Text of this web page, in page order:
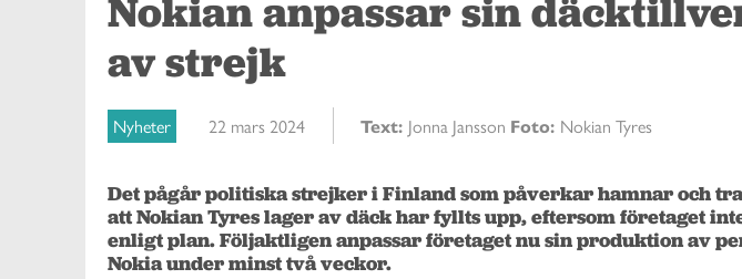
Nokian anpassar sin
av strejk
Nyheter 22 mars 2024 Text: Jonna Jansson Foto: Nokian Tyres
Det pågår politiska strejker i Finland som påverkar hamnar och
att Nokian Tyres lager av däck har fyllts upp, eftersom företaget
enligt plan. Följaktligen anpassar företaget nu sin produktion av
Nokia under minst två veckor.